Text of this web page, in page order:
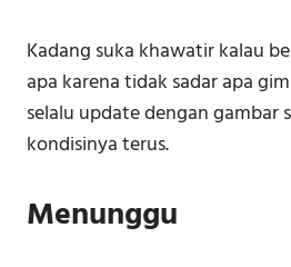
Kadang suka khawatir kalau
apa karena tidak sadar apa
selalu update dengan gambar
kondisinya terus.
Menunggu